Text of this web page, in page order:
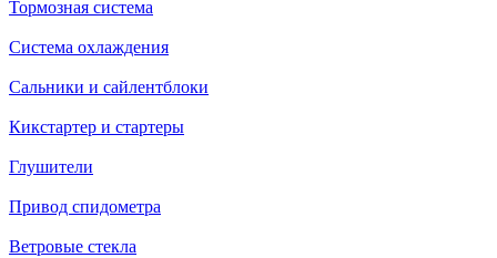
Тормозная система
Система охлаждения
Сальники и сайлентблоки
Кикстартер и стартеры
Глушители
Привод спидометра
Ветровые стекла